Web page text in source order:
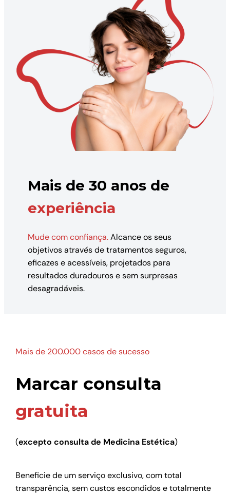
Mais de 30 anos de
experiência
Mude com confiança.Alcance os seus
objetivos através de tratamentos seguros,
eficazes e acessíveis, projetados para
resultados duradouros e sem surpresas
desagradáveis.
Mais de 200.000 casos de sucesso
Marcar consulta
gratuita
(excepto consulta de Medicina Estética)
Beneficie de um serviço exclusivo, com total
transparência, sem custos escondidos e totalmente